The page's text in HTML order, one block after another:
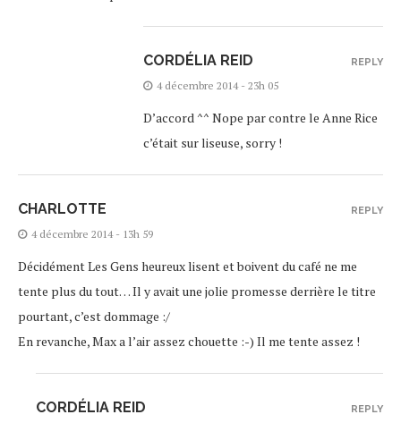
CORDÉLIA REID
4 décembre 2014 - 23h 05
D’accord ^^ Nope par contre le Anne Rice
c’était sur liseuse, sorry !
REPLY
CHARLOTTE
4 décembre 2014 - 13h 59
Décidément Les Gens heureux lisent et boivent du café ne me
tente plus du tout… Il y avait une jolie promesse derrière le titre
pourtant, c’est dommage :/
En revanche, Max a l’air assez chouette :-) Il me tente assez !
REPLY
CORDÉLIA REID REPLY